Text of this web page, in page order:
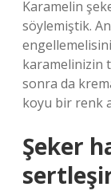
Karamelin
söylemiştik.
karamelinizin
sonra da
koyu bir renk
Şeker